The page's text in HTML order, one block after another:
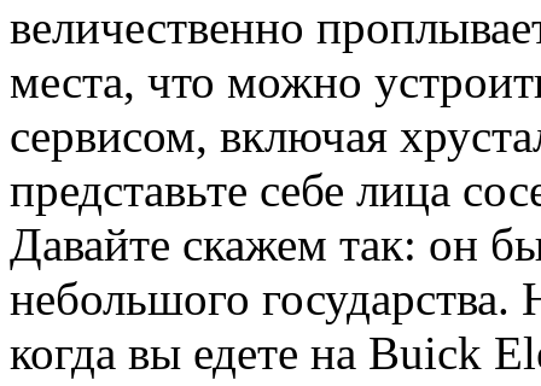
величественно
места, что можно
сервисом, включая
представьте себе лица
Давайте скажем так: он
небольшого государства.
когда вы едете на Buick